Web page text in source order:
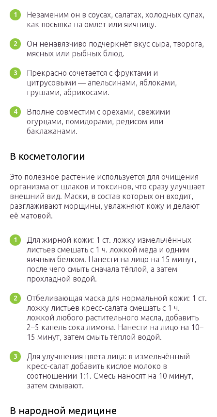
Незаменим он в соусах, салатах, холодных супах,
как посыпка на омлет или яичницу.
Он ненавязчиво подчеркнёт вкус сыра, творога,
мясных или рыбных блюд.
Прекрасно сочетается с фруктами и
цитрусовыми — апельсинами, яблоками,
грушами, абрикосами.
Вполне совместим с орехами, свежими
огурцами, помидорами, редисом или
баклажанами.
В косметологии
Это полезное растение используется для очищения
организма от шлаков и токсинов, что сразу улучшает
внешний вид. Маски, в состав которых он входит,
разглаживают морщины, увлажняют кожу и делают
её матовой.
Для жирной кожи: 1 ст. ложку измельчённых
листьев смешать с 1 ч. ложкой мёда и одним
яичным белком. Нанести на лицо на 15 минут,
после чего смыть сначала тёплой, а затем
прохладной водой.
Отбеливающая маска для нормальной кожи: 1 ст.
ложку листьев кресс-салата смешать с 1 ч.
ложкой любого растительного масла, добавить
2–5 капель сока лимона. Нанести на лицо на 10–
15 минут, затем смыть тёплой водой.
Для улучшения цвета лица: в измельчённый
кресс-салат добавить кислое молоко в
соотношении 1:1. Смесь наносят на 10 минут,
затем смывают.
В народной медицине